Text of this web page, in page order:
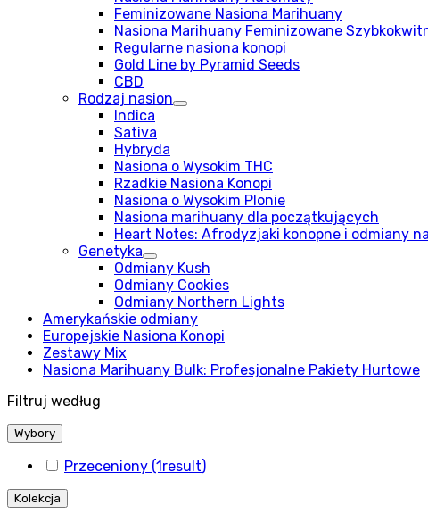
Feminizowane Nasiona Marihuany
Nasiona Marihuany Feminizowane
Regularne nasiona konopi
Gold Line by Pyramid Seeds
CBD
Rodzaj nasion
Indica
Sativa
Hybryda
Nasiona o Wysokim THC
Rzadkie Nasiona Konopi
Nasiona o Wysokim Plonie
Nasiona marihuany dla początkujących
Heart Notes: Afrodyzjaki konopne i odmiany
Genetyka
Odmiany Kush
Odmiany Cookies
Odmiany Northern Lights
Amerykańskie odmiany
Europejskie Nasiona Konopi
Zestawy Mix
Nasiona Marihuany Bulk: Profesjonalne Pakiety Hurtowe
Filtruj według
Wybory
Przeceniony (1result)
Kolekcja